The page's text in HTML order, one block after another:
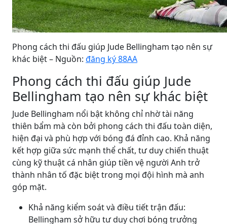
Phong cách thi đấu giúp Jude Bellingham tạo nên sự
khác biệt – Nguồn: đăng ký 88AA
Phong cách thi đấu giúp Jude
Bellingham tạo nên sự khác biệt
Jude Bellingham nổi bật không chỉ nhờ tài năng
thiên bẩm mà còn bởi phong cách thi đấu toàn diện,
hiện đại và phù hợp với bóng đá đỉnh cao. Khả năng
kết hợp giữa sức mạnh thể chất, tư duy chiến thuật
cùng kỹ thuật cá nhân giúp tiền vệ người Anh trở
thành nhân tố đặc biệt trong mọi đội hình mà anh
góp mặt.
Khả năng kiểm soát và điều tiết trận đấu:
Bellingham sở hữu tư duy chơi bóng trưởng